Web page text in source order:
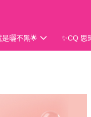
是曬不黑🌟 ✨CQ 思